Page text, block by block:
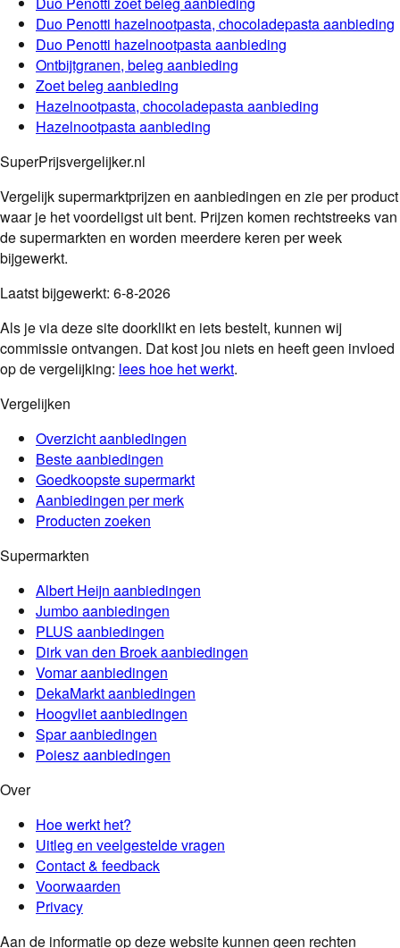
Duo Penotti hazelnootpasta, chocoladepastaaanbieding
Duo Penotti hazelnootpastaaanbieding
Ontbijtgranen, beleg aanbieding
Zoet beleg aanbieding
Hazelnootpasta, chocoladepastaaanbieding
Hazelnootpastaaanbieding
SuperPrijsvergelijker.nl
Vergelijk supermarktprijzen en aanbiedingen en zie per product
waar je het voordeligst uit bent. Prijzen komen rechtstreeks van
de supermarkten en worden meerdere keren per week
bijgewerkt.
Laatst bijgewerkt: 6-8-2026
Als je via deze site doorklikt en iets bestelt, kunnen wij
commissie ontvangen. Dat kost jou niets en heeft geen invloed
op de vergelijking: lees hoe het werkt.
Vergelijken
Overzicht aanbiedingen
Beste aanbiedingen
Goedkoopste supermarkt
Aanbiedingen per merk
Producten zoeken
Supermarkten
Albert Heijn aanbiedingen
Jumboaanbiedingen
PLUS aanbiedingen
Dirk van den Broekaanbiedingen
Vomaraanbiedingen
DekaMarktaanbiedingen
Hoogvlietaanbiedingen
Sparaanbiedingen
Poieszaanbiedingen
Over
Hoe werkt het?
Uitleg en veelgestelde vragen
Contact & feedback
Voorwaarden
Privacy
Aan de informatie op deze website kunnen geen rechten